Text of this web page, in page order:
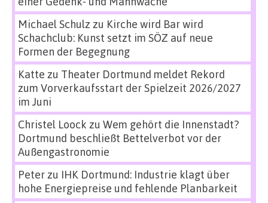
Michael Schulz zu Kirche wird Bar wird
Schachclub: Kunst setzt im SÖZ auf neue
Formen der Begegnung
Katte zu Theater Dortmund meldet Rekord
zum Vorverkaufsstart der Spielzeit 2026/2027
im Juni
Christel Loock zu Wem gehört die Innenstadt?
Dortmund beschließt Bettelverbot vor der
Außengastronomie
Peterzu IHK Dortmund: Industrie klagt über
hohe Energiepreise und fehlende Planbarkeit